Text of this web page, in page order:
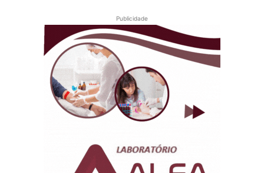
Publicidade